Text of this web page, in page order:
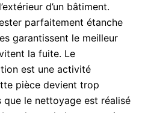
d’un bâtiment.
parfaitement étanche
garantissent le meilleur
la fuite. Le
est une activité
pièce devient trop
que le nettoyage est réalisé